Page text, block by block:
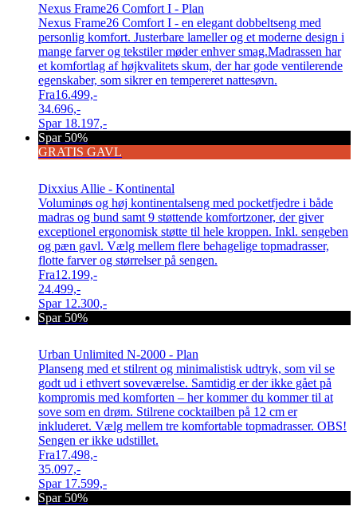
Nexus Frame26 Comfort I - Plan
Nexus Frame26 Comfort I - en elegant dobbeltseng med
personlig komfort. Justerbare lameller og et moderne design i
mange farver og tekstiler møder enhver smag.Madrassen har
et komfortlag af højkvalitets skum, der har gode ventilerende
egenskaber, som sikrer en tempereret nattesøvn.
Fra16.499,-
34.696,-
Spar 18.197,-
Spar 50%
GRATIS GAVL
Dixxius Allie - Kontinental
Voluminøs og høj kontinentalseng med pocketfjedre i både
madras og bund samt 9 støttende komfortzoner, der giver
exceptionel ergonomisk støtte til hele kroppen. Inkl. sengeben
og pæn gavl. Vælg mellem flere behagelige topmadrasser,
flotte farver og størrelser på sengen.
Fra12.199,-
24.499,-
Spar 12.300,-
Spar 50%
Urban Unlimited N-2000 - Plan
Planseng med et stilrent og minimalistisk udtryk, som vil se
godt ud i ethvert soveværelse. Samtidig er der ikke gået på
kompromis med komforten – her kommer du kommer til at
sove som en drøm. Stilrene cocktailben på 12 cm er
inkluderet. Vælg mellem tre komfortable topmadrasser. OBS!
Sengen er ikke udstillet.
Fra17.498,-
35.097,-
Spar 17.599,-
Spar 50%